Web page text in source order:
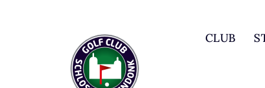
CLUB